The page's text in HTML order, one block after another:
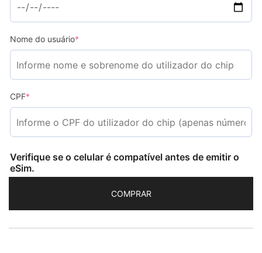
Nome do usuário*
CPF*
Verifique se o celular é compatível antes de emitir o
eSim.
COMPRAR